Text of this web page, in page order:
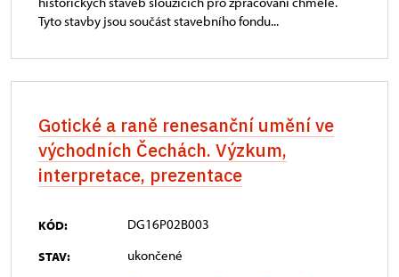
Tyto stavby jsou součást stavebního fondu...
Gotické a raně renesanční umění ve
východních Čechách. Výzkum,
interpretace, prezentace
KÓD: DG16P02B003
STAV: ukončené